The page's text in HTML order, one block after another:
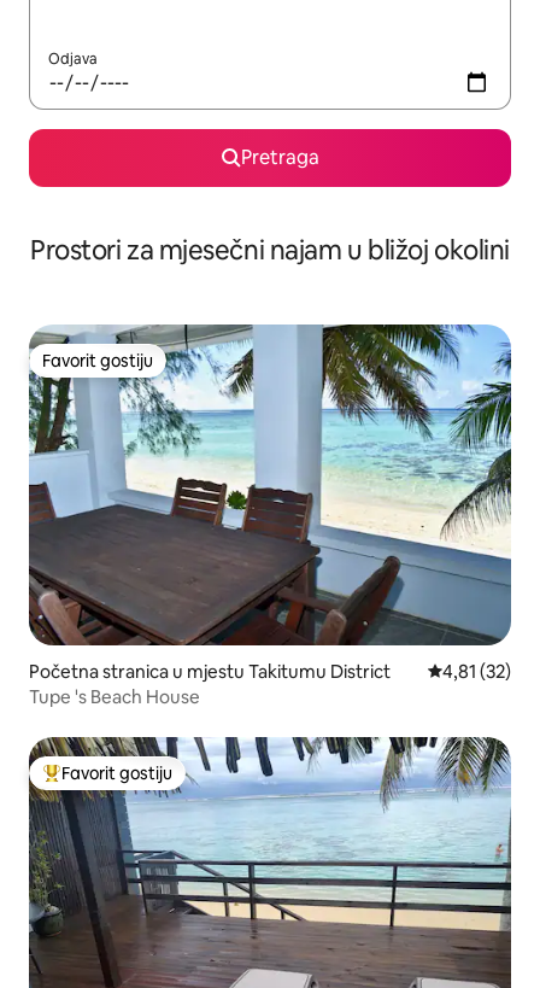
Odjava
Pretraga
Prostori za mjesečni najam u bližoj okolini
Favorit gostiju
Favorit gostiju
Početna stranica u mjestu Takitumu District prosječna
4,81 (32)
Tupe 's Beach House
Glavni favorit gostiju
Favorit gostiju